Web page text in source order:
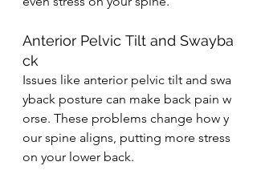
Anterior Pelvic Tilt and Swayba
ck
Issues like anterior pelvic tilt and swa
yback posture can make back pain w
orse. These problems change how y
our spine aligns, putting more stress
on your lower back.